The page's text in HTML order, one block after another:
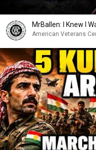
MrBallen: I Knew I
American Veterans